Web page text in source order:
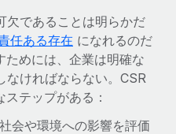
欠であることは明らかだ
任ある存在 になれるのだ
ためには、企業は明確な
なければならない。CSR
テップがある：
会や環境への影響を評価